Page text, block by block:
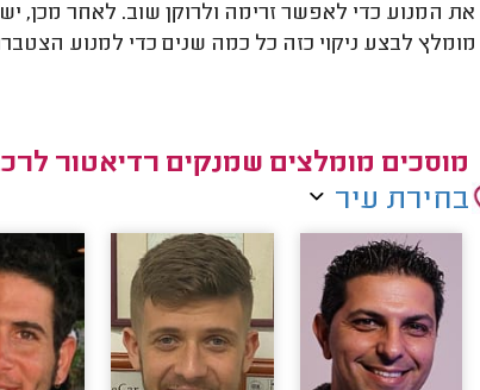
את המנוע כדי לאפשר זרימה ולרוקן שוב. לאחר מכן,
מומלץ לבצע ניקוי כזה כל כמה שנים כדי למנוע
מוסכים מומלצים שמנקים רדיאטור
בחירת עיר